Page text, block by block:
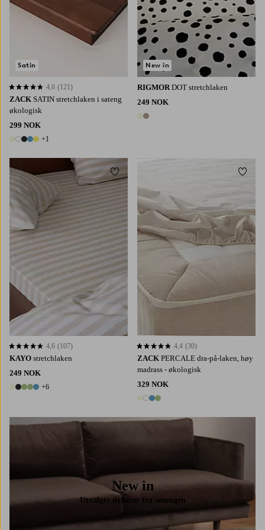
ZACK SATIN stretchlaken i sateng
økologisk
299 NOK
6 farger
+1
4,6 basert på 121 karaktergivninger
4,6 (121)
Satin
RIGMOR DOT stretchlaken
249 NOK
2 farger
New in
KAYO stretchlaken
249 NOK
11 farger
+6
4,6 basert på 107 karaktergivninger
4,6 (107)
Legg til favoritter
160X200
180X200
ZACK PERCALE dra-på-laken, høy
madrass - økologisk
329 NOK
4 farger
4,4 basert på 30 karaktergivninger
4,4 (30)
Legg
90X200 160X200
New in
Utvalgte nyheter fra sesongen